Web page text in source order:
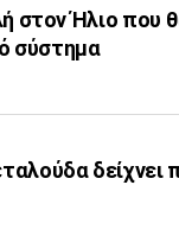
στον Ήλιο που
σύστημα
δείχνει